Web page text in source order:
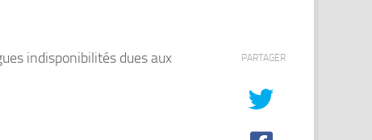
indisponibilités dues aux
PARTAGER